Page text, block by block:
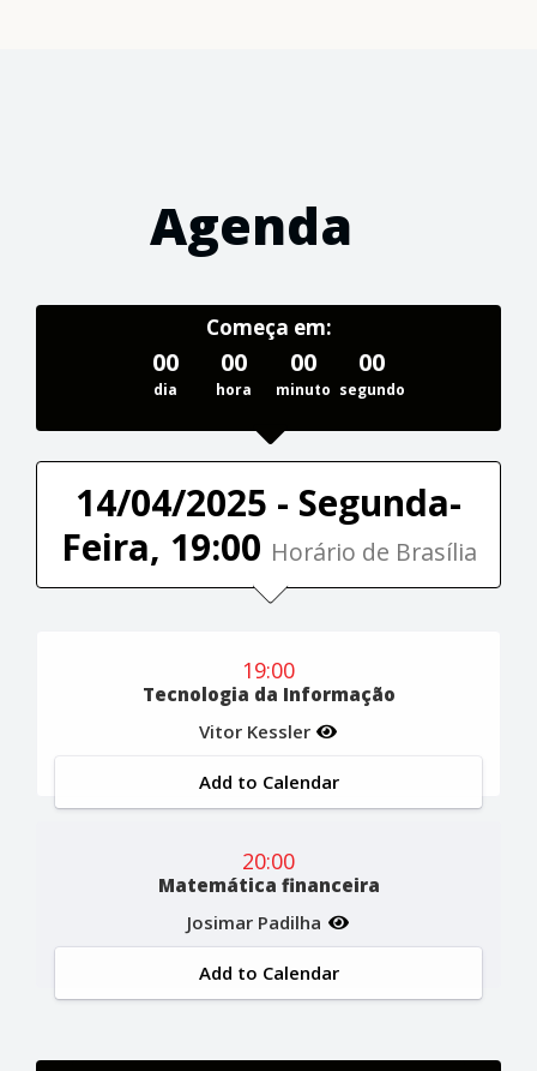
Agenda
Começa em:
00
dia
00
hora
00
minuto
00
segundo
14/04/2025 - Segunda-
Feira, 19:00 Horário de Brasília
19:00
Tecnologia da Informação
Vitor Kessler
Add to Calendar
20:00
Matemática financeira
Josimar Padilha
Add to Calendar